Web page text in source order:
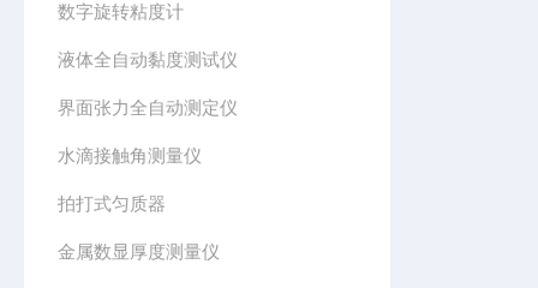
数字旋转粘度计
液体全自动黏度测试仪
界面张力全自动测定仪
水滴接触角测量仪
拍打式匀质器
金属数显厚度测量仪